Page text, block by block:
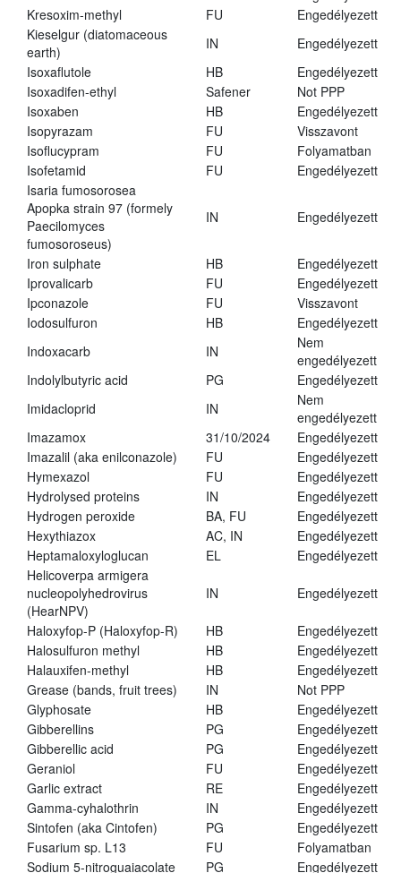
Kresoxim-methyl
FU
Engedélyezett
Kieselgur (diatomaceous
earth)
IN
Engedélyezett
Isoxaflutole
HB
Engedélyezett
Isoxadifen-ethyl
Safener
Not PPP
Isoxaben
HB
Engedélyezett
Isopyrazam
FU
Visszavont
Isoflucypram
FU
Folyamatban
Isofetamid
FU
Engedélyezett
Isaria fumosorosea
Apopka strain 97 (formely
Paecilomyces
fumosoroseus)
IN Engedélyezett
Iron sulphate HB
Engedélyezett
Iprovalicarb
FU
Engedélyezett
Ipconazole
FU
Visszavont
Iodosulfuron
HB
Engedélyezett
Indoxacarb
IN
Nem
engedélyezett
Indolylbutyric acid
PG
Engedélyezett
Imidacloprid
IN
Nem
engedélyezett
Imazamox
31/10/2024
Engedélyezett
Imazalil (aka enilconazole)
FU
Engedélyezett
Hymexazol
FU
Engedélyezett
Hydrolysed proteins
IN
Engedélyezett
Hydrogen peroxide
BA, FU
Engedélyezett
Hexythiazox
AC, IN
Engedélyezett
Heptamaloxyloglucan
EL
Engedélyezett
Helicoverpa armigera
nucleopolyhedrovirus
(HearNPV)
IN Engedélyezett
Haloxyfop-P (Haloxyfop-R) HB
Engedélyezett
Halosulfuron methyl
HB
Engedélyezett
Halauxifen-methyl
HB
Engedélyezett
Grease (bands, fruit trees)
IN
Not PPP
Glyphosate
HB
Engedélyezett
Gibberellins
PG
Engedélyezett
Gibberellic acid
PG
Engedélyezett
Geraniol
FU
Engedélyezett
Garlic extract
RE
Engedélyezett
Gamma-cyhalothrin
IN
Engedélyezett
Sintofen (aka Cintofen)
PG
Engedélyezett
Fusarium sp. L13
FU
Folyamatban
Sodium 5-nitroguaiacolate
PG
Engedélyezett